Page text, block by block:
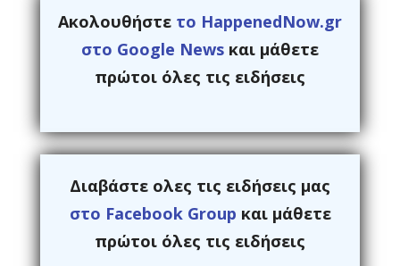
Ακολουθήστε το HappenedNow.gr
στο Google News και μάθετε
πρώτοι όλες τις ειδήσεις
Διαβάστε ολες τις ειδήσεις μας
στο Facebook Group και μάθετε
πρώτοι όλες τις ειδήσεις